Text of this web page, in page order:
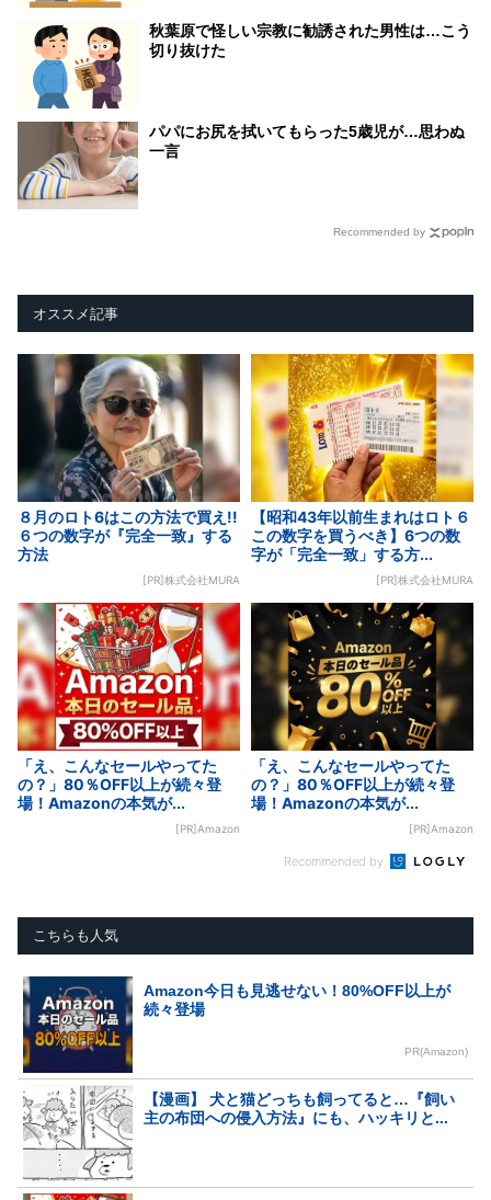
秋葉原で怪しい宗教に勧誘された男性は…こう
切り抜けた
パパにお尻を拭いてもらった5歳児が…思わぬ
一言
Recommended by
オススメ記事
８月のロト6はこの方法で買え!!
６つの数字が『完全一致』する
方法
[PR]株式会社MURA
【昭和43年以前生まれはロト６
この数字を買うべき】6つの数
字が「完全一致」する方...
[PR]株式会社MURA
「え、こんなセールやってた
の？」80％OFF以上が続々登
場！Amazonの本気が...
[PR]Amazon
「え、こんなセールやってた
の？」80％OFF以上が続々登
場！Amazonの本気が...
[PR]Amazon
Recommended by
こちらも人気
Amazon今日も見逃せない！80%OFF以上が
続々登場
PR(Amazon)
【漫画】 犬と猫どっちも飼ってると…『飼い
主の布団への侵入方法』にも、ハッキリと...